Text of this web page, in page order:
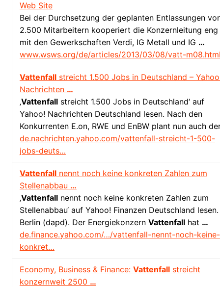
Web Site
Bei der Durchsetzung der geplanten Entlassungen
2.500 Mitarbeitern kooperiert die Konzernleitung eng
mit den Gewerkschaften Verdi, IG Metall und IG …
www.wsws.org/de/articles/2013/03/08/vatt-
Vattenfallstreicht 1.500 Jobs in Deutschland –
Nachrichten …
‚Vattenfallstreicht 1.500 Jobs in Deutschland‘ auf
Yahoo! Nachrichten Deutschland lesen. Nach den
Konkurrenten E.on, RWE und EnBW plant nun auch
de.nachrichten.yahoo.com/vattenfall-streicht-1-500-
jobs-deuts…
Vattenfallnennt noch keine konkreten Zahlen zum
Stellenabbau …
‚Vattenfallnennt noch keine konkreten Zahlen zum
Stellenabbau‘ auf Yahoo! Finanzen Deutschland lesen.
Berlin (dapd). Der Energiekonzern Vattenfallhat …
de.finance.yahoo.com/…/vattenfall-nennt-noch-keine-
konkret…
Economy, Business & Finance: Vattenfallstreicht
konzernweit 2500 …